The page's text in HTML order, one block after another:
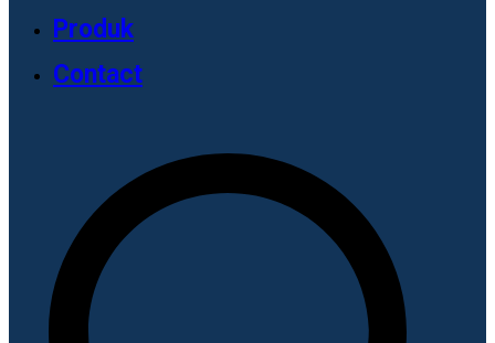
Produk
Contact